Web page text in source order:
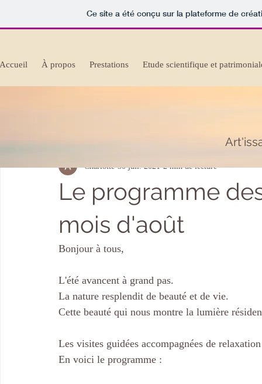
Ce site a été conçu sur la plateforme de
Accueil À propos Prestations Etude scientifique et
Le programme
mois d'août
Charlotte 30 juil. 2021 2 min de lecture
Bonjour à tous,
L'été avancent à grand pas.
La nature resplendit de beauté et de vie.
Cette beauté qui nous montre la lumière
Les visites guidées accompagnées de
En voici le programme :